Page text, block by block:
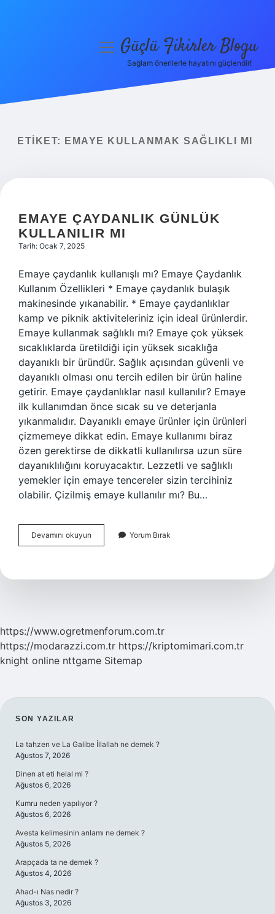
Yasal Uyarı
menüyüGüçlü Fikirler Blogu
Sağlam önerilerle hayatını güçlendir!
ETIKET: EMAYE KULLANMAK SAĞLIKLI MI
EMAYE ÇAYDANLIK GÜNLÜK
KULLANILIR MI
Tarih: Ocak 7, 2025
Emaye çaydanlık kullanışlı mı? Emaye Çaydanlık
Kullanım Özellikleri * Emaye çaydanlık bulaşık
makinesinde yıkanabilir. * Emaye çaydanlıklar
kamp ve piknik aktiviteleriniz için ideal ürünlerdir.
Emaye kullanmak sağlıklı mı? Emaye çok yüksek
sıcaklıklarda üretildiği için yüksek sıcaklığa
dayanıklı bir üründür. Sağlık açısından güvenli ve
dayanıklı olması onu tercih edilen bir ürün haline
getirir. Emaye çaydanlıklar nasıl kullanılır? Emaye
ilk kullanımdan önce sıcak su ve deterjanla
yıkanmalıdır. Dayanıklı emaye ürünler için ürünleri
çizmemeye dikkat edin. Emaye kullanımı biraz
özen gerektirse de dikkatli kullanılırsa uzun süre
dayanıklılığını koruyacaktır. Lezzetli ve sağlıklı
yemekler için emaye tencereler sizin tercihiniz
olabilir. Çizilmiş emaye kullanılır mı? Bu…
Devamını okuyun
Çaydanlık
Mı
Yorum Bırak
https://www.ogretmenforum.com.tr
https://modarazzi.com.tr https://kriptomimari.com.tr
knight online nttgame Sitemap
SIDEBAR
SON YAZILAR
La tahzen ve La Galibe İllallah ne demek ?
Ağustos 7, 2026
Dinen at eti helal mi ?
Ağustos 6, 2026
Kumru neden yapılıyor ?
Ağustos 6, 2026
Avesta kelimesinin anlamı ne demek ?
Ağustos 5, 2026
Arapçada ta ne demek ?
Ağustos 4, 2026
Ahad-ı Nas nedir ?
Ağustos 3, 2026